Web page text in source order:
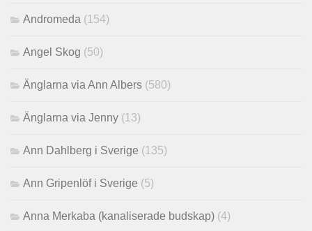
Andromeda (154)
Angel Skog (50)
Änglarna via Ann Albers (580)
Änglarna via Jenny (13)
Ann Dahlberg i Sverige (135)
Ann Gripenlöf i Sverige (5)
Anna Merkaba (kanaliserade budskap) (4)